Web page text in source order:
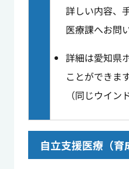
詳しい内容、
医療課へお問
詳細は愛知県
ことができま
（同じウイン
自立支援医療（